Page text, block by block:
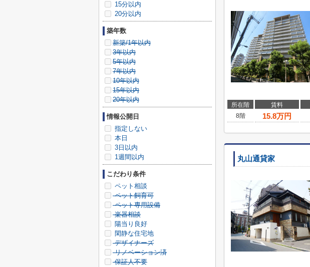
所在階 賃料
8階
15.8万円
丸山通貸家
15分以内
20分以内
築年数
新築/1年以内
3年以内
5年以内
7年以内
10年以内
15年以内
20年以内
情報公開日
指定しない
本日
3日以内
1週間以内
こだわり条件
ペット相談
ペット飼育可
ペット専用設備
楽器相談
陽当り良好
閑静な住宅地
デザイナーズ
リノベーション済
保証人不要